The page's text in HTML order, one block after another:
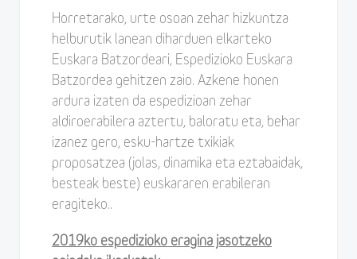
Horretarako, urte osoan zehar hizkuntza
helburutik lanean diharduen elkarteko
Euskara Batzordeari, Espedizioko Euskara
Batzordea gehitzen zaio. Azkene honen
ardura izaten da espedizioan zehar
aldiroerabilera aztertu, baloratu eta, behar
izanez gero, esku-hartze txikiak
proposatzea (jolas, dinamika eta eztabaidak,
besteak beste) euskararen erabileran
eragiteko..
2019ko espedizioko eragina jasotzeko